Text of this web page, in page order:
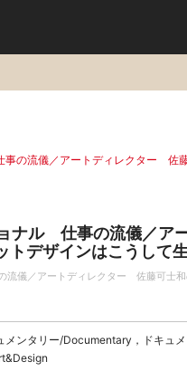
の流儀／アートディレクター 佐
ナル 仕事の流儀／ア
デザインはこうして
儀／アートディレクター 佐藤可士
メンタリー/Documentary，ドキュ